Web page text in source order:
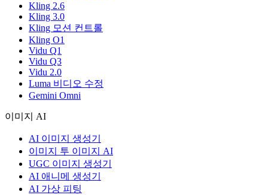
Kling 2.6
Kling 3.0
Kling 모션 컨트롤
Kling O1
Vidu Q1
Vidu Q3
Vidu 2.0
Luma 비디오 수정
Gemini Omni
이미지 AI
AI 이미지 생성기
이미지 투 이미지 AI
UGC 이미지 생성기
AI 애니메 생성기
AI 가상 피팅